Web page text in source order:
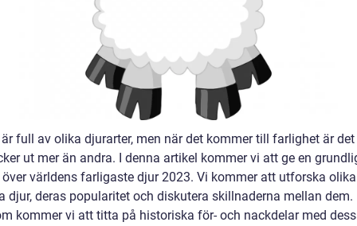
full av olika djurarter, men när det kommer till farlighet är
ut mer än andra. I denna artikel kommer vi att ge en
världens farligaste djur 2023. Vi kommer att utforska
djur, deras popularitet och diskutera skillnaderna mellan dem.
kommer vi att titta på historiska för- och nackdelar med